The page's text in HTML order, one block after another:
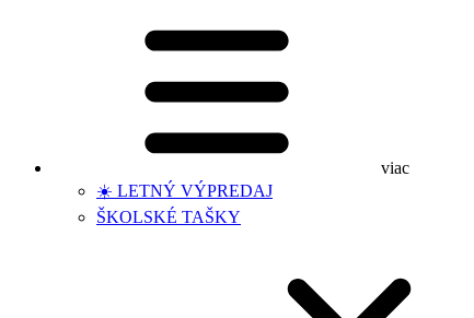
viac
☀️ LETNÝ VÝPREDAJ
ŠKOLSKÉ TAŠKY